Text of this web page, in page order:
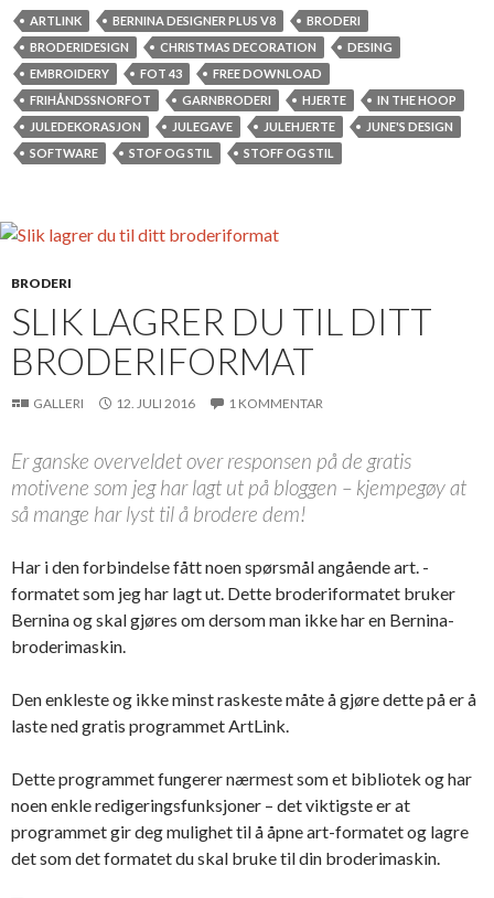
ARTLINK BERNINA DESIGNER PLUS V8
BRODERI
BRODERIDESIGN
CHRISTMAS DECORATION
DESING
EMBROIDERY
FOT 43
FREE DOWNLOAD
FRIHÅNDSSNORFOT
GARNBRODERI HJERTE
IN THE HOOP
JULEDEKORASJON
JULEGAVE JULEHJERTE
JUNE'S DESIGN
SOFTWARE
STOF OG STIL STOFF OG STIL
BRODERI
SLIK LAGRER DU TIL DITT
BRODERIFORMAT
GALLERI 12. JULI 2016 1 KOMMENTAR
Er ganske overveldet over responsen på de gratis
motivene som jeg har lagt ut på bloggen – kjempegøy at
så mange har lyst til å brodere dem!
Har i den forbindelse fått noen spørsmål angående art. -
formatet som jeg har lagt ut. Dette broderiformatet bruker
Bernina og skal gjøres om dersom man ikke har en Bernina-
broderimaskin.
Den enkleste og ikke minst raskeste måte å gjøre dette på er å
laste ned gratis programmet ArtLink.
Dette programmet fungerer nærmest som et bibliotek og har
noen enkle redigeringsfunksjoner – det viktigste er at
programmet gir deg mulighet til å åpne art-formatet og lagre
det som det formatet du skal bruke til din broderimaskin.